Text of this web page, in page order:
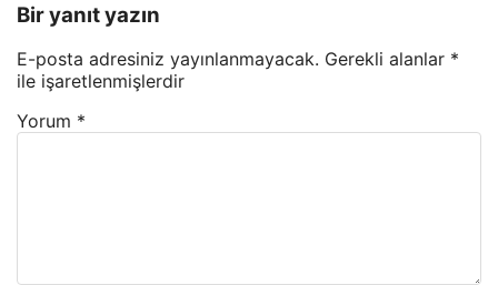
Bir yanıt yazın
E-posta adresiniz yayınlanmayacak. Gerekli alanlar *
ile işaretlenmişlerdir
Yorum *